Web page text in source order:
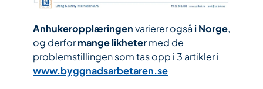
Anhukeropplæringenvarierer også i Norge,
og derformange likhetermed de
problemstillingen som tas opp i 3 artikler i
www.byggnadsarbetaren.se